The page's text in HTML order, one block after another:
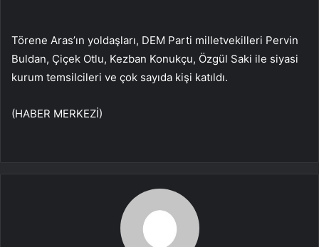
Törene Aras’ın yoldaşları, DEM Parti milletvekilleri Pervin
Buldan, Çiçek Otlu, Kezban Konukçu, Özgül Saki ile siyasi
kurum temsilcileri ve çok sayıda kişi katıldı.
(HABER MERKEZİ)